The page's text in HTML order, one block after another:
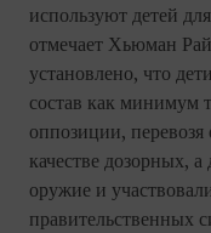
используют детей
отмечает Хьюман
установлено, что
состав как минимум
оппозиции,
качестве дозорных, а
оружие и
правительственных